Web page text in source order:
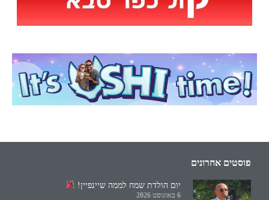
פוסטים אחרונים
יום הולדת שמח לממה שיינפיין!
6 באוגוסט 2026